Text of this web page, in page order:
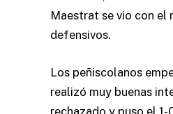
Maestrat se vio con el
defensivos.
Los peñiscolanos
realizó muy buenas
rechazado y puso el 1-